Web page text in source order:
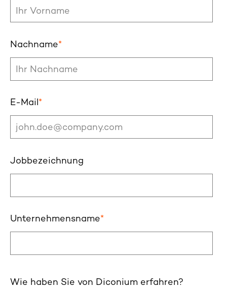
Nachname*
E-Mail*
Jobbezeichnung
Unternehmensname*
Wie haben Sie von Diconium erfahren?